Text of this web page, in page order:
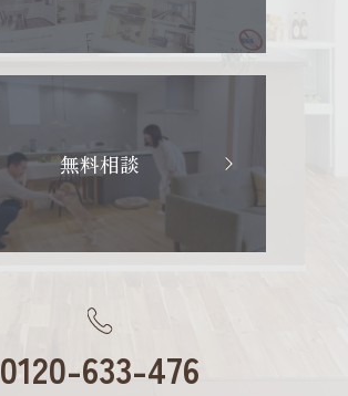
無料相談
0120-633-476